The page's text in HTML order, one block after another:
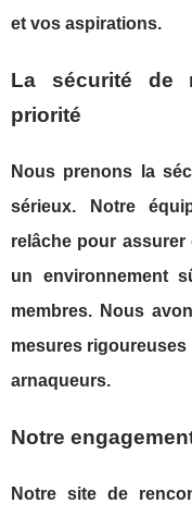
et vos aspirations.
La sécurité de
priorité
Nous prenons la
sérieux. Notre
relâche pour
un environnement
membres. Nous
mesures
arnaqueurs.
Notre
Notre site de